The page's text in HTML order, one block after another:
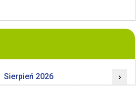
Sierpień 2026 ›